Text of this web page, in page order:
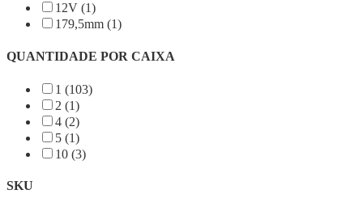
12V (1)
179,5mm (1)
QUANTIDADE POR CAIXA
1 (103)
2 (1)
4 (2)
5 (1)
10 (3)
SKU